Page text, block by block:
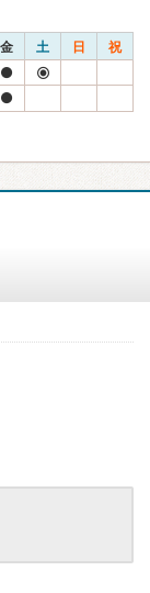
金 土 日 祝